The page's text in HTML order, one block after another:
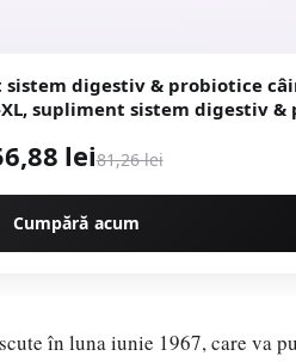
sistem digestiv & probiotice
XL, supliment sistem digestiv
lei81,26 lei
Cumpără acum
în luna iunie 1967, care va